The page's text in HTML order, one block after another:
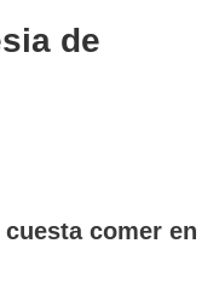
de
comer en